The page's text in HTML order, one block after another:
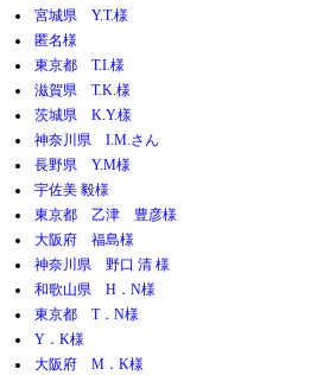
宮城県 Y.T.様
匿名様
東京都 T.I.様
滋賀県 T.K.様
茨城県 K.Y.樣
神奈川県 I.M.さん
長野県 Y.M様
宇佐美 毅様
東京都 乙津 豊彦様
大阪府 福島様
神奈川県 野口 清 様
和歌山県 H．N様
東京都 T．N様
Y．K様
大阪府 M．K様